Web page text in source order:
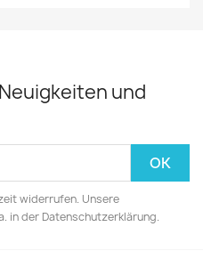
und
widerrufen. Unsere
in der Datenschutzerklärung.